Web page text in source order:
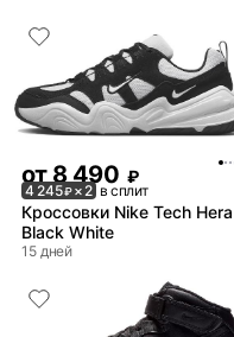
от8 490 ₽
4 245₽× 2 в сплит
Кроссовки Nike Tech Hera
Black White
15 дней